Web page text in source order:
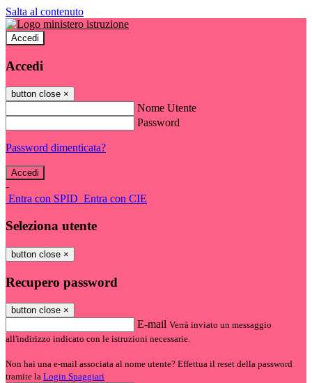
Salta al contenuto
Accedi
Accedi
button close ×
Nome Utente
Password
Password dimenticata?
-
Entra con SPID Entra con CIE
Seleziona utente
button close ×
Recupero password
button close ×
E-mail Verrà inviato un messaggio
all'indirizzo indicato con le istruzioni necessarie.
Non hai una e-mail associata al nome utente? Effettua il reset della password
tramite la Login Spaggiari